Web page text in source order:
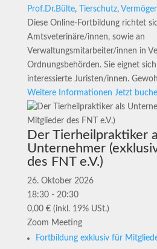
Prof.Dr.Bülte, Tierschutz,
Diese Online-Fortbildung richtet
Amtsveterinäre/innen, sowie an
Verwaltungsmitarbeiter/innen in
Ordnungsbehörden. Sie eignet
interessierte Juristen/innen.
Weitere Informationen Jetzt
Der Tierheilpraktiker
Unternehmer
des FNT e.V.)
26. Oktober 2026
18:30 - 20:30
0,00 € (inkl. 19% USt.)
Zoom Meeting
Fortbildung exklusiv für